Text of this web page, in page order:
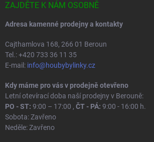
ZAJDĚTE K NÁM OSOBNĚ
Adresa kamenné prodejny a kontakty
Cajthamlova 168, 266 01 Beroun
Tel.: +420 733 36 11 35
E-mail: info@houbybylinky.cz
Kdy máme pro vás v prodejně otevřeno
Letní otevírací doba naší prodejny v Berouně:
PO - ST: 9:00 – 17:00 , ČT - PÁ: 9:00 - 16:00 h.
Sobota: Zavřeno
Neděle: Zavřeno